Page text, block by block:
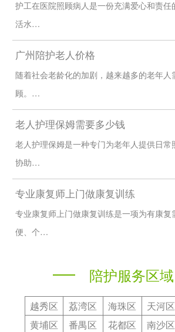
护工在医院照顾病人是一份充满爱心和责任
活水…
广州陪护老人价格
随着社会老龄化的加剧，越来越多的老年人
顾。…
老人护理保姆需要多少钱
老人护理保姆是一种专门为老年人提供日常
协助…
专业康复师上门做康复训练
专业康复师上门做康复训练是一项为有康复
便、个…
陪护服务区域
越秀区 荔湾区 海珠区 天河区
黄埔区
番禺区 花都区 南沙区